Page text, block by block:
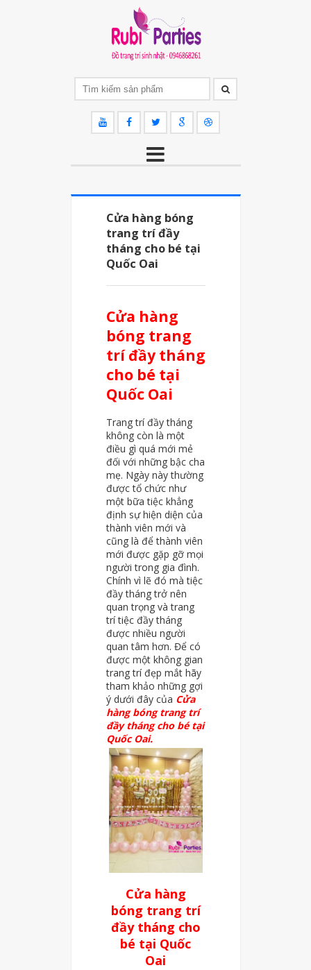
Cửa hàng bóng
trang trí đầy
tháng cho bé tại
Quốc Oai
Cửa hàng
bóng trang
trí đầy tháng
cho bé tại
Quốc Oai
Trang trí đầy tháng
không còn là một
điều gì quá mới mẻ
đối với những bậc cha
mẹ. Ngày này thường
được tổ chức như
một bữa tiệc khẳng
định sự hiện diện của
thành viên mới và
cũng là để thành viên
mới được gặp gỡ mọi
người trong gia đình.
Chính vì lẽ đó mà tiệc
đầy tháng trở nên
quan trọng và trang
trí tiệc đầy tháng
được nhiều người
quan tâm hơn. Để có
được một không gian
trang trí đẹp mắt hãy
tham khảo những gợi
ý dưới đây của Cửa
hàng bóng trang trí
đầy tháng cho bé tại
Quốc Oai.
Cửa hàng
bóng trang trí
đầy tháng cho
bé tại Quốc
Oai